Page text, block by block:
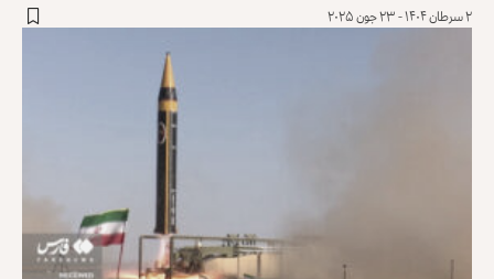
۲ سرطان ۱۴۰۴ - ۲۳ جون ۲۰۲۵